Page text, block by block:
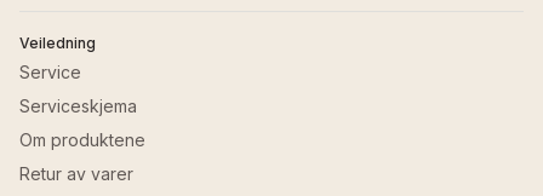
Veiledning
Service
Serviceskjema
Om produktene
Retur av varer